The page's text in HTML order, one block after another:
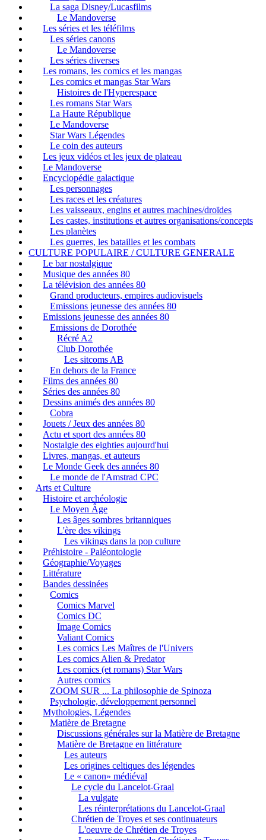
La saga Disney/Lucasfilms
Le Mandoverse
Les séries et les téléfilms
Les séries canons
Le Mandoverse
Les séries diverses
Les romans, les comics et les mangas
Les comics et mangas Star Wars
Histoires de l'Hyperespace
Les romans Star Wars
La Haute République
Le Mandoverse
Star Wars Légendes
Le coin des auteurs
Les jeux vidéos et les jeux de plateau
Le Mandoverse
Encyclopédie galactique
Les personnages
Les races et les créatures
Les vaisseaux, engins et autres machines/droïdes
Les castes, institutions et autres organisations/concepts
Les planètes
Les guerres, les batailles et les combats
CULTURE POPULAIRE / CULTURE GENERALE
Le bar nostalgique
Musique des années 80
La télévision des années 80
Grand producteurs, empires audiovisuels
Emissions jeunesse des années 80
Emissions jeunesse des années 80
Emissions de Dorothée
Récré A2
Club Dorothée
Les sitcoms AB
En dehors de la France
Films des années 80
Séries des années 80
Dessins animés des années 80
Cobra
Jouets / Jeux des années 80
Actu et sport des années 80
Nostalgie des eighties aujourd'hui
Livres, mangas, et auteurs
Le Monde Geek des années 80
Le monde de l'Amstrad CPC
Arts et Culture
Histoire et archéologie
Le Moyen Âge
Les âges sombres britanniques
L'ère des vikings
Les vikings dans la pop culture
Préhistoire - Paléontologie
Géographie/Voyages
Littérature
Bandes dessinées
Comics
Comics Marvel
Comics DC
Image Comics
Valiant Comics
Les comics Les Maîtres de l'Univers
Les comics Alien & Predator
Les comics (et romans) Star Wars
Autres comics
ZOOM SUR ... La philosophie de Spinoza
Psychologie, développement personnel
Mythologies, Légendes
Matière de Bretagne
Discussions générales sur la Matière de Bretagne
Matière de Bretagne en littérature
Les auteurs
Les origines celtiques des légendes
Le « canon» médiéval
Le cycle du Lancelot-Graal
La vulgate
Les réinterprétations du Lancelot-Graal
Chrétien de Troyes et ses continuateurs
L'oeuvre de Chrétien de Troyes